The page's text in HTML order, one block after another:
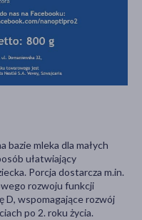
mleka dla małych
ułatwiający
Porcja dostarcza m.in.
rozwoju funkcji
D, wspomagające rozwój
po 2. roku życia.